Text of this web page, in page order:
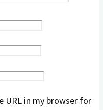
URL in my browser for